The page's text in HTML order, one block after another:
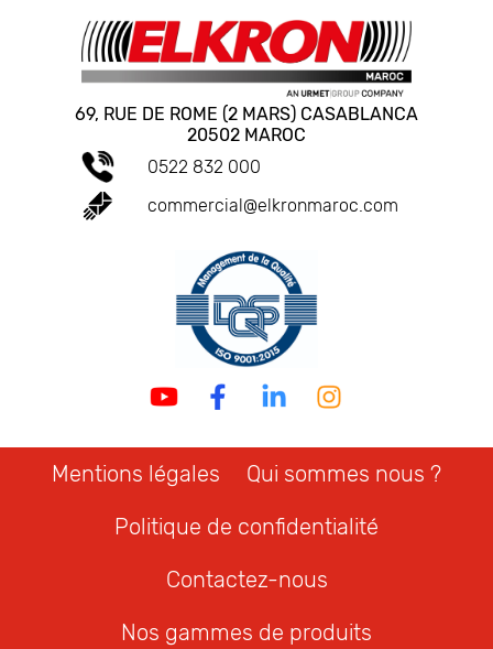
69, RUE DE ROME (2 MARS) CASABLANCA
20502 MAROC
0522 832 000
commercial@elkronmaroc.com
Mentions légales
Qui sommes nous ?
Politique de confidentialité
Contactez-nous
Nos gammes de produits